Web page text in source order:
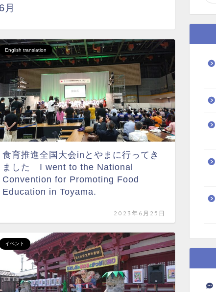
月
English translation
食育推進全国大会inとやまに行ってき
ました I went to the National
Convention for Promoting Food
Education in Toyama.
2023年6月25日
イベント